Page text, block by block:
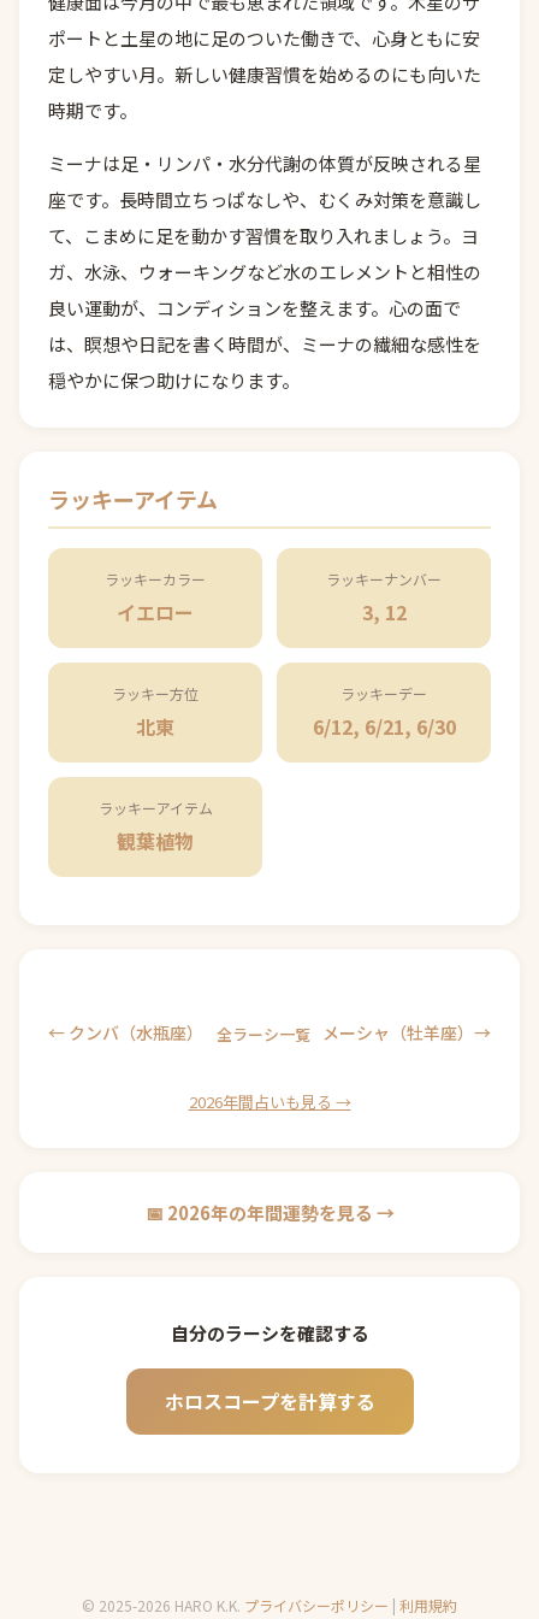
ポートと土星の地に足のついた働きで、心身ともに安
定しやすい月。新しい健康習慣を始めるのにも向いた
時期です。
ミーナは足・リンパ・水分代謝の体質が反映される星
座です。長時間立ちっぱなしや、むくみ対策を意識し
て、こまめに足を動かす習慣を取り入れましょう。ヨ
ガ、水泳、ウォーキングなど水のエレメントと相性の
良い運動が、コンディションを整えます。心の面で
は、瞑想や日記を書く時間が、ミーナの繊細な感性を
穏やかに保つ助けになります。
ラッキーアイテム
ラッキーカラー
イエロー
ラッキーナンバー
3, 12
ラッキー方位
北東
ラッキーデー
6/12, 6/21, 6/30
ラッキーアイテム
観葉植物
← クンバ（水瓶座） 全ラーシ一覧 メーシャ（牡羊座）→
2026年間占いも見る →
📅 2026年の年間運勢を見る →
自分のラーシを確認する
ホロスコープを計算する
© 2025-2026 HARO K.K. プライバシーポリシー | 利用規約